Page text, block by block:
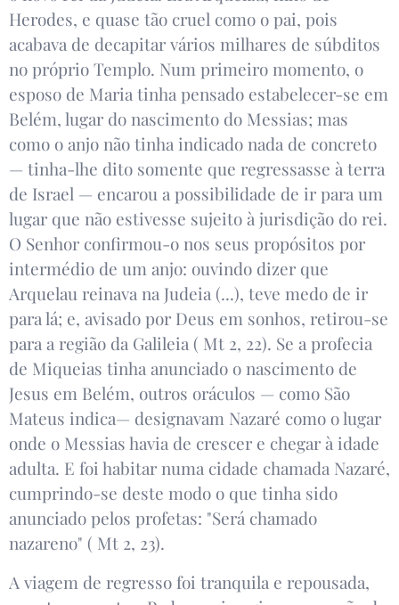
Herodes, e quase tão cruel como o pai, pois
acabava de decapitar vários milhares de súbditos
no próprio Templo. Num primeiro momento, o
esposo de Maria tinha pensado estabelecer-se em
Belém, lugar do nascimento do Messias; mas
como o anjo não tinha indicado nada de concreto
— tinha-lhe dito somente que regressasse à terra
de Israel — encarou a possibilidade de ir para um
lugar que não estivesse sujeito à jurisdição do rei.
O Senhor confirmou-o nos seus propósitos por
intermédio de um anjo: ouvindo dizer que
Arquelau reinava na Judeia (...), teve medo de ir
para lá; e, avisado por Deus em sonhos, retirou-se
para a região da Galileia ( Mt 2, 22). Se a profecia
de Miqueias tinha anunciado o nascimento de
Jesus em Belém, outros oráculos — como São
Mateus indica— designavam Nazaré como o lugar
onde o Messias havia de crescer e chegar à idade
adulta. E foi habitar numa cidade chamada Nazaré,
cumprindo-se deste modo o que tinha sido
anunciado pelos profetas: "Será chamado
nazareno" ( Mt 2, 23).
A viagem de regresso foi tranquila e repousada,